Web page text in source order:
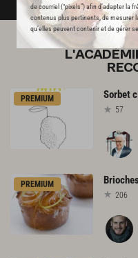
de courriel (“pixels”) afin d’adapter la
contenus plus pertinents, de mesurer
qu’elles peuvent contenir et de gérer
PREMIUM Sorbet
57
PREMIUM
206